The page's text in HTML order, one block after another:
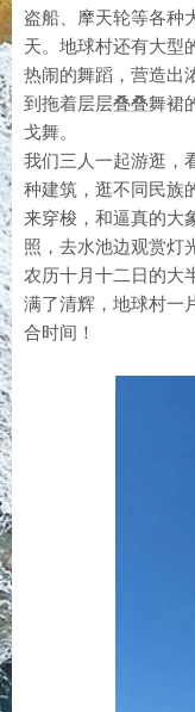
盗船、摩天轮等各种
天。地球村还有大型
热闹的舞蹈，营造出
到拖着层层叠叠舞裙
戈舞。
我们三人一起游逛，
种建筑，逛不同民族
来穿梭，和逼真的大
照，去水池边观赏
农历十月十二日的大
满了清辉，地球村一
合时间！